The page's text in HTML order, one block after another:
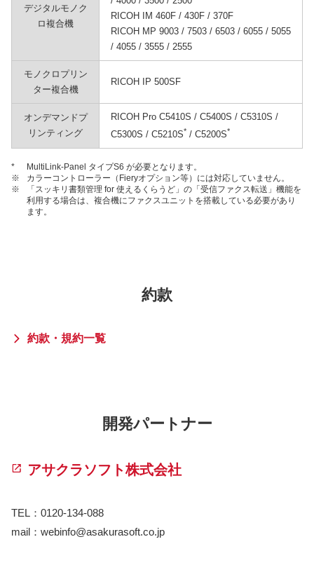
デジタルモノク
ロ複合機
RICOH IM 460F / 430F / 370F
RICOH MP 9003 / 7503 / 6503 / 6055 / 5055
/ 4055 / 3555 / 2555
モノクロプリン
ター複合機
RICOH IP 500SF
オンデマンドプ
リンティング
RICOH Pro C5410S / C5400S / C5310S /
C5300S / C5210S* / C5200S*
*
MultiLink-Panel タイプS6 が必要となります。
※
カラーコントローラー（Fieryオプション等）には対応していません。
※
「スッキリ書類管理 for 使えるくらうど」の「受信ファクス転送」機能を
利用する場合は、複合機にファクスユニットを搭載している必要があり
ます。
約款
約款・規約一覧
開発パートナー
アサクラソフト株式会社
TEL：0120-134-088
mail：webinfo@asakurasoft.co.jp